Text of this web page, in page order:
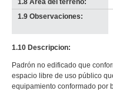
1.8 Área del terreno:
1.9 Observaciones:
1.10 Descripcion:
Padrón no edificado que
espacio libre de uso público
equipamiento conformado por